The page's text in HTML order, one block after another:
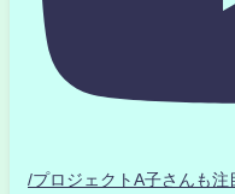
/プロジェクトA子さんも